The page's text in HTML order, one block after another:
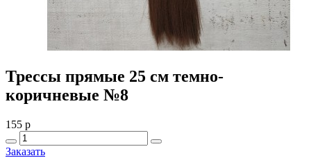
Трессы прямые 25 см темно-
коричневые №8
155 p
Заказать